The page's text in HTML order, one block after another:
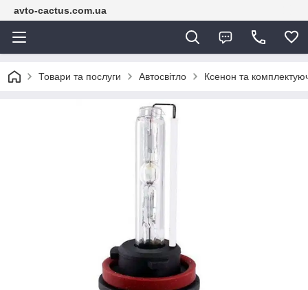
avto-cactus.com.ua
Товари та послуги Автосвітло Ксенон та